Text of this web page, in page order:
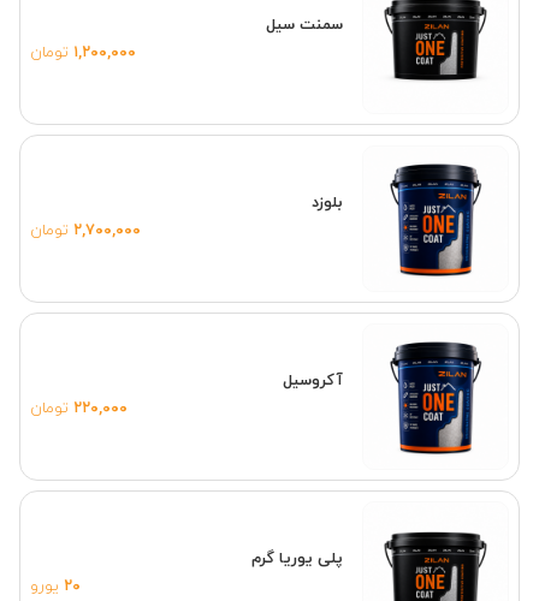
سمنت سیل
۱,۲۰۰,۰۰۰ تومان
بلوزد
۲,۷۰۰,۰۰۰ تومان
آکروسیل
۲۲۰,۰۰۰ تومان
پلی یوریا گرم
۲۰ یورو